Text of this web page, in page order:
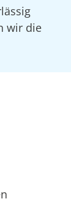
wir die